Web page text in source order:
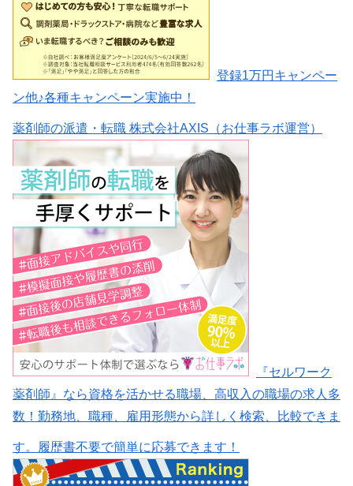
登録1万円キャンペー
ン他♪各種キャンペーン実施中！
薬剤師の派遣・転職 株式会社AXIS（お仕事ラボ運営）
『セルワーク
薬剤師』なら資格を活かせる職場、高収入の職場の求人多
数！勤務地、職種、雇用形態から詳しく検索、比較できま
す。履歴書不要で簡単に応募できます！